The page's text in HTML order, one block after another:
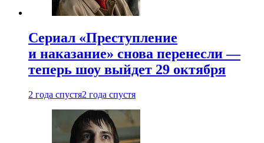
Сериал «Преступление
и наказание» снова перенесли —
теперь шоу выйдет 29 октября
2 года спустя2 года спустя